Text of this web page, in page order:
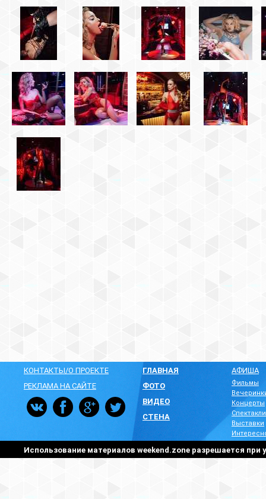
КОНТАКТЫ/О ПРОЕКТЕ
РЕКЛАМА НА САЙТЕ
ГЛАВНАЯ
ФОТО
ВИДЕО
СТЕНА
АФИША
Фильмы
Концерты
Спектакли
Выставки
Использование материалов weekend.zone разрешается